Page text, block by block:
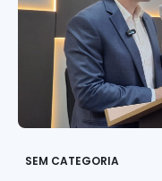
SEM CATEGORIA